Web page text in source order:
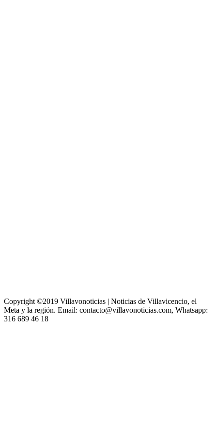
Copyright ©2019 Villavonoticias | Noticias de Villavicencio, el
Meta y la región. Email: contacto@villavonoticias.com, Whatsapp:
316 689 46 18